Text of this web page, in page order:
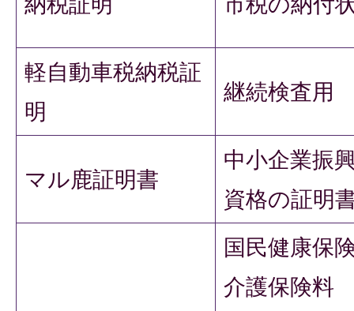
軽自動車税納税証
明
継続検査用
マル鹿証明書
中小企業振
資格の証明
国民健康保
介護保険料